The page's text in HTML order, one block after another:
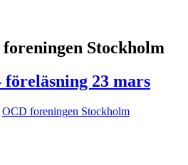
Stockholm
föreläsning 23 mars
OCD foreningen Stockholm